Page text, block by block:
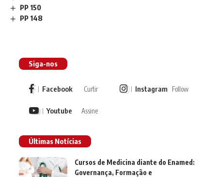
PP 150
PP 148
Siga-nos
Facebook Curtir Instagram Follow
Youtube Assine
Últimas Notícias
Cursos de Medicina diante do Enamed:
Governança, Formação e